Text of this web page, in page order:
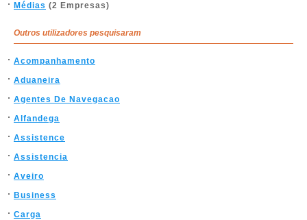
Médias (2 Empresas)
Outros utilizadores pesquisaram
Acompanhamento
Aduaneira
Agentes De Navegacao
Alfandega
Assistence
Assistencia
Aveiro
Business
Carga